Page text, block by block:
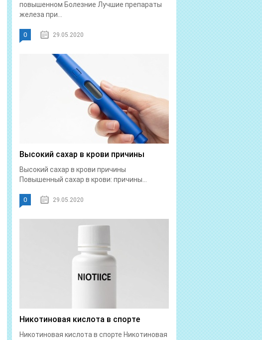
повышенном Болезние Лучшие препараты
железа при...
0 29.05.2020
Высокий сахар в крови причины
Высокий сахар в крови причины
Повышенный сахар в крови: причины...
0 29.05.2020
Никотиновая кислота в спорте
Никотиновая кислота в спорте Никотиновая